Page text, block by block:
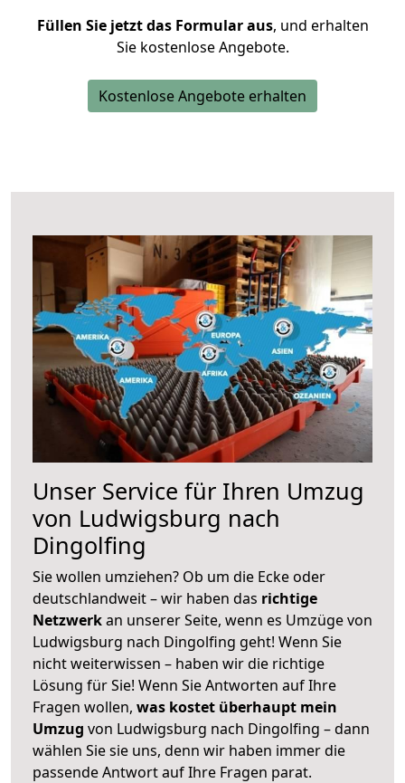
Füllen Sie jetzt das Formular aus, und erhalten
Sie kostenlose Angebote.
Kostenlose Angebote erhalten
Unser Service für Ihren Umzug
von Ludwigsburg nach
Dingolfing
Sie wollen umziehen? Ob um die Ecke oder
deutschlandweit – wir haben das richtige
Netzwerkan unserer Seite, wenn es Umzüge von
Ludwigsburg nach Dingolfing geht! Wenn Sie
nicht weiterwissen – haben wir die richtige
Lösung für Sie! Wenn Sie Antworten auf Ihre
Fragen wollen, was kostet überhaupt mein
Umzug von Ludwigsburg nach Dingolfing – dann
wählen Sie sie uns, denn wir haben immer die
passende Antwort auf Ihre Fragen parat.